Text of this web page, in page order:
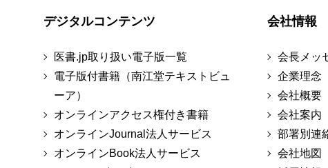
デジタルコンテンツ
医書.jp取り扱い電子版一覧
電子版付書籍（南江堂テキストビュ
ーア）
オンラインアクセス権付き書籍
オンラインJournal法人サービス
オンラインBook法人サービス
会社情報
会長メッ
企業理念
会社概要
会社案内
部署別連
会社地図